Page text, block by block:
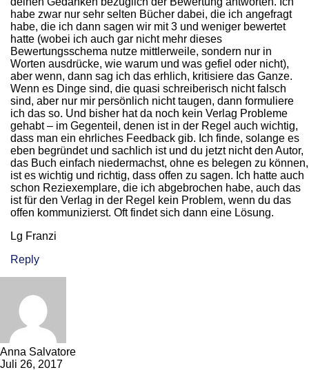
habe zwar nur sehr selten Bücher dabei, die ich angefragt
habe, die ich dann sagen wir mit 3 und weniger bewertet
hatte (wobei ich auch gar nicht mehr dieses
Bewertungsschema nutze mittlerweile, sondern nur in
Worten ausdrücke, wie warum und was gefiel oder nicht),
aber wenn, dann sag ich das erhlich, kritisiere das Ganze.
Wenn es Dinge sind, die quasi schreiberisch nicht falsch
sind, aber nur mir persönlich nicht taugen, dann formuliere
ich das so. Und bisher hat da noch kein Verlag Probleme
gehabt – im Gegenteil, denen ist in der Regel auch wichtig,
dass man ein ehrliches Feedback gib. Ich finde, solange es
eben begründet und sachlich ist und du jetzt nicht den Autor,
das Buch einfach niedermachst, ohne es belegen zu können,
ist es wichtig und richtig, dass offen zu sagen. Ich hatte auch
schon Reziexemplare, die ich abgebrochen habe, auch das
ist für den Verlag in der Regel kein Problem, wenn du das
offen kommunizierst. Oft findet sich dann eine Lösung.
Lg Franzi
Reply
Anna Salvatore
Juli 26, 2017